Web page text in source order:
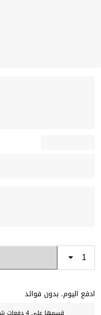
ادفع اليوم. بدون فوائد